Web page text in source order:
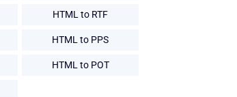
HTML to RTF
HTML to PPS
HTML to POT